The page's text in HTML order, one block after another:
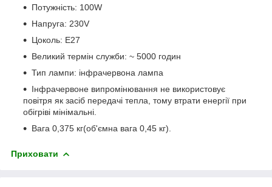
Потужність: 100W
Напруга: 230V
Цоколь: E27
Великий термін служби: ~ 5000 годин
Тип лампи: інфрачервона лампа
Інфрачервоне випромінювання не використовує
повітря як засіб передачі тепла, тому втрати енергії при
обігріві мінімальні.
Вага 0,375 кг(об'ємна вага 0,45 кг).
Приховати